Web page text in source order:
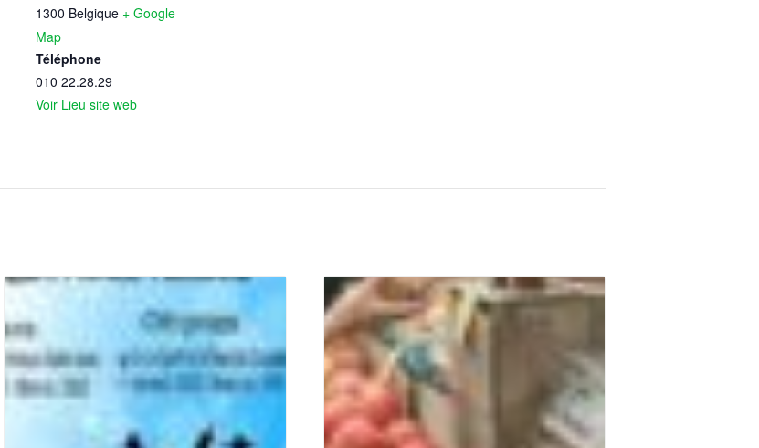
1300 Belgique + Google
Map
Téléphone
010 22.28.29
Voir Lieu site web